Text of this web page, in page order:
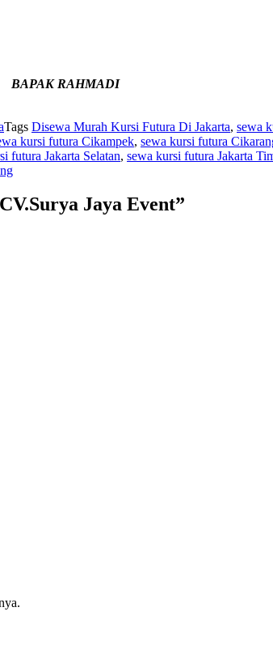
BAPAK RAHMADI
Tags Disewa Murah Kursi Futura Di Jakarta, sewa
kursi futura Cikampek, sewa kursi futura
futura Jakarta Selatan, sewa kursi futura Jakarta
Jaya Event”